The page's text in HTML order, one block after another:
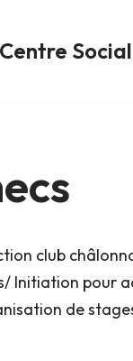
club
Initiation pour
de